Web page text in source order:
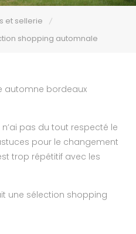
et sellerie
shopping automnale
n’ai pas du tout respecté le
pour le changement
trop répétitif avec les
une sélection shopping